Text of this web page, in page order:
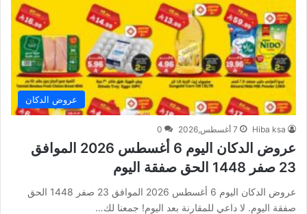
عروض الدكان
Hiba ksa 7 أغسطس,2026 0
عروض الدكان اليوم 6 أغسطس 2026 الموافق
23 صفر 1448 الحق صفقة اليوم
عروض الدكان اليوم 6 أغسطس 2026 الموافق 23 صفر 1448 الحق
صفقة اليوم. لا داعي للمقارنة بعد اليوم! جمعنا لك…